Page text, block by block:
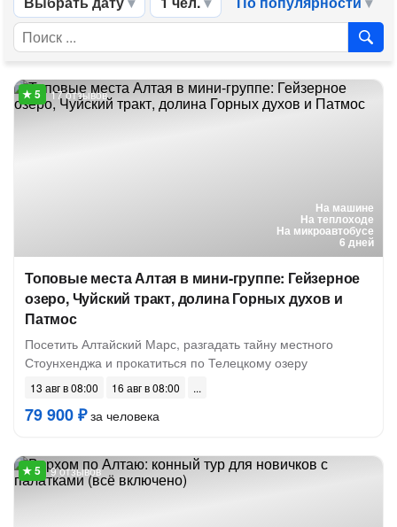
На машине
На теплоходе
На микроавтобусе
6 дней
17 отзывов
Топовые места Алтая в мини-группе: Гейзерное
озеро, Чуйский тракт, долина Горных духов и
Патмос
Посетить Алтайский Марс, разгадать тайну местного
Стоунхенджа и прокатиться по Телецкому озеру
13 авг в 08:00 16 авг в 08:00
79 900 ₽за человека
9 отзывов